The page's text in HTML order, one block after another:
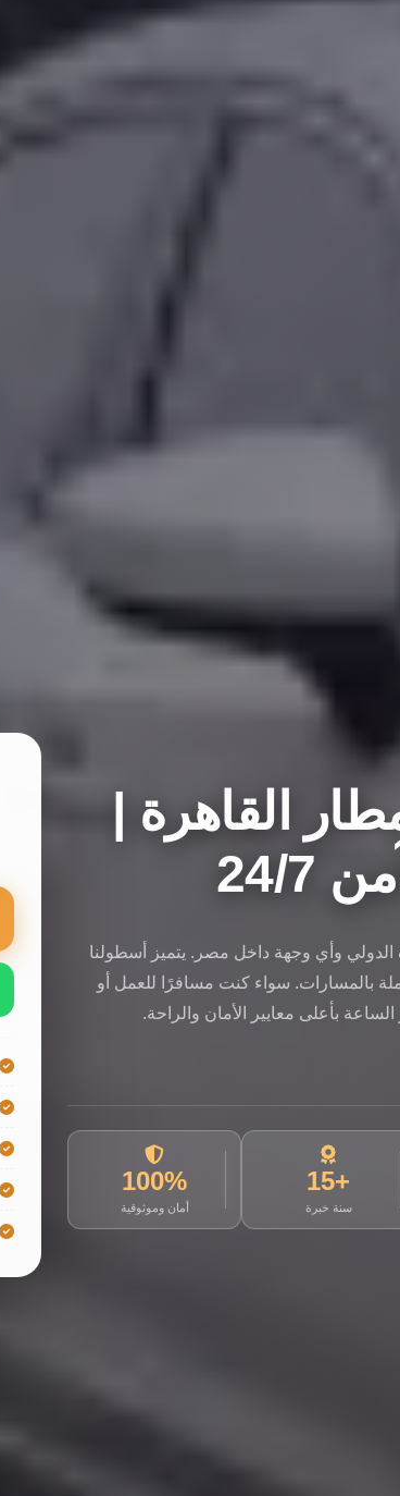
القاهرة |
7
الدولي وأي وجهة داخل مصر. يتميز أسطولنا
بالمسارات. سواء كنت مسافرًا للعمل أو
بأعلى معايير الأمان والراحة.
+15
سنة خبرة
100%
أمان وموثوقية